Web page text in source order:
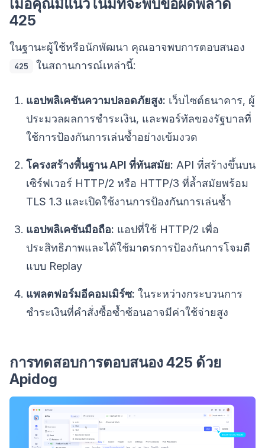
เมื่อคุณมีแนวโน้มที่จะพบข้อผิดพลาด
425
ในฐานะผู้ใช้หรือนักพัฒนา คุณอาจพบการตอบสนอง
425 ในสถานการณ์เหล่านี้:
แอปพลิเคชันความปลอดภัยสูง: เว็บไซต์ธนาคาร, ผู้
ประมวลผลการชำระเงิน, และพอร์ทัลของรัฐบาลที่
ใช้การป้องกันการเล่นซ้ำอย่างเข้มงวด
โครงสร้างพื้นฐาน API ที่ทันสมัย: API ที่สร้างขึ้นบน
เซิร์ฟเวอร์ HTTP/2 หรือ HTTP/3 ที่ล้ำสมัยพร้อม
TLS 1.3 และเปิดใช้งานการป้องกันการเล่นซ้ำ
แอปพลิเคชันมือถือ: แอปที่ใช้ HTTP/2 เพื่อ
ประสิทธิภาพและได้ใช้มาตรการป้องกันการโจมตี
แบบ Replay
แพลตฟอร์มอีคอมเมิร์ซ: ในระหว่างกระบวนการ
ชำระเงินที่คำสั่งซื้อซ้ำซ้อนอาจมีค่าใช้จ่ายสูง
การทดสอบการตอบสนอง 425 ด้วย
Apidog